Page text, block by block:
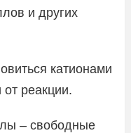
и других
катионами
реакции.
– свободные